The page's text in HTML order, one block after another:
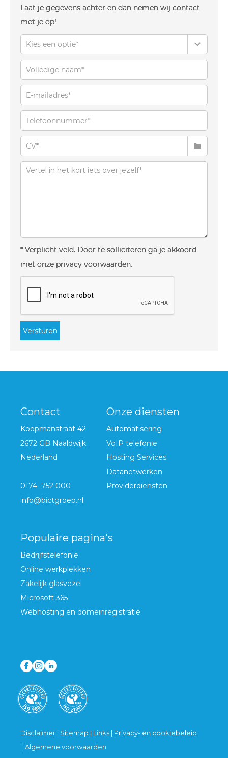
Laat je gegevens achter en dan nemen wij contact
met je op!
* Verplicht veld. Door te solliciteren ga je akkoord
met onze privacy voorwaarden.
Versturen
Contact
Koopmanstraat 42
2672 GB Naaldwijk
Nederland
0174 752 000
info@bictgroep.nl
Onze diensten
Automatisering
VoIP telefonie
Hosting Services
Datanetwerken
Providerdiensten
Populaire pagina's
Bedrijfstelefonie
Online werkplekken
Zakelijk glasvezel
Microsoft 365
Webhosting en domeinregistratie
Disclaimer | Sitemap | Links | Privacy- en cookiebeleid
| Algemene voorwaarden